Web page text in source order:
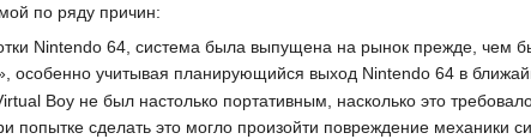
по ряду причин:
Nintendo 64, система была выпущена на рынок прежде, чем
особенно учитывая планирующийся выход Nintendo 64 в
Boy не был настолько портативным, насколько это
попытке сделать это могло произойти повреждение механики